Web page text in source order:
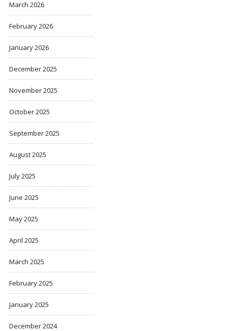
March 2026
February 2026
January 2026
December 2025
November 2025
October 2025
September 2025
August 2025
July 2025
June 2025
May 2025
April 2025
March 2025
February 2025
January 2025
December 2024